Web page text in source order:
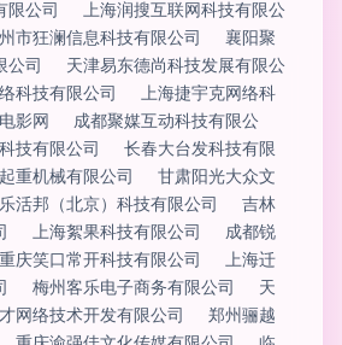
限公司
上海润搜互联网科技有限公
市狂澜信息科技有限公司
襄阳聚
公司
天津易东德尚科技发展有限公
科技有限公司
上海捷宇克网络科
影网
成都聚媒互动科技有限公
技有限公司
长春大台发科技有限
重机械有限公司
甘肃阳光大众文
乐活邦（北京）科技有限公司
吉林
上海絮果科技有限公司
成都锐
重庆笑口常开科技有限公司
上海迁
梅州客乐电子商务有限公司
天
网络技术开发有限公司
郑州骊越